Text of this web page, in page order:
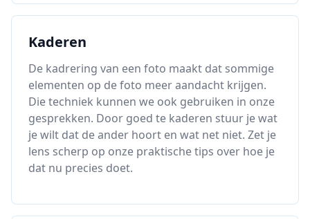
Kaderen
De kadrering van een foto maakt dat sommige
elementen op de foto meer aandacht krijgen.
Die techniek kunnen we ook gebruiken in onze
gesprekken. Door goed te kaderen stuur je wat
je wilt dat de ander hoort en wat net niet. Zet je
lens scherp op onze praktische tips over hoe je
dat nu precies doet.